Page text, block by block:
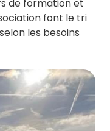
de formation et
font le tri
les besoins